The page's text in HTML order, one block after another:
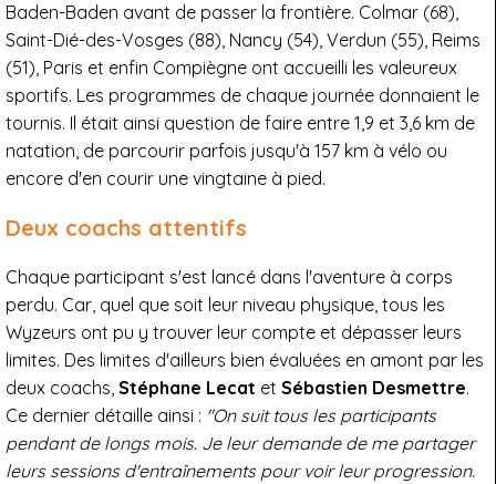
Baden-Baden avant de passer la frontière. Colmar (68),
Saint-Dié-des-Vosges (88), Nancy (54), Verdun (55), Reims
(51), Paris et enfin Compiègne ont accueilli les valeureux
sportifs. Les programmes de chaque journée donnaient le
tournis. Il était ainsi question de faire entre 1,9 et 3,6 km de
natation, de parcourir parfois jusqu'à 157 km à vélo ou
encore d'en courir une vingtaine à pied.
Deux coachs attentifs
Chaque participant s'est lancé dans l'aventure à corps
perdu. Car, quel que soit leur niveau physique, tous les
Wyzeurs ont pu y trouver leur compte et dépasser leurs
limites. Des limites d'ailleurs bien évaluées en amont par les
deux coachs, Stéphane Lecat et Sébastien Desmettre.
Ce dernier détaille ainsi : "On suit tous les participants
pendant de longs mois. Je leur demande de me partager
leurs sessions d'entraînements pour voir leur progression.